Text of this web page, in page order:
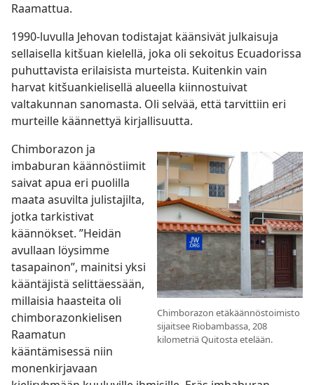
Raamattua.
1990-luvulla Jehovan todistajat käänsivät julkaisuja
sellaisella kitšuan kielellä, joka oli sekoitus Ecuadorissa
puhuttavista erilaisista murteista. Kuitenkin vain
harvat kitšuankielisellä alueella kiinnostuivat
valtakunnan sanomasta. Oli selvää, että tarvittiin eri
murteille käännettyä kirjallisuutta.
Chimborazon etäkäännöstoimisto
sijaitsee Riobambassa, 208
kilometriä Quitosta etelään.
Chimborazon ja
imbaburan käännöstiimit
saivat apua eri puolilla
maata asuvilta julistajilta,
jotka tarkistivat
käännökset. ”Heidän
avullaan löysimme
tasapainon”, mainitsi yksi
kääntäjistä selittäessään,
millaisia haasteita oli
chimborazonkielisen
Raamatun
kääntämisessä niin
monenkirjavaan